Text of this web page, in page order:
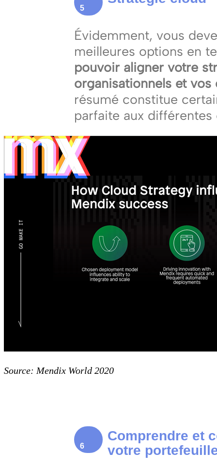
5
Évidemment, vous
meilleures options en
pouvoir aligner votre
organisationnels et
résumé constitue
parfaite aux
Source: Mendix World 2020
6
Comprendre et
votre